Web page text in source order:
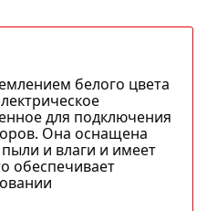
белого цвета
для подключения
Она оснащена
и влаги и имеет
обеспечивает